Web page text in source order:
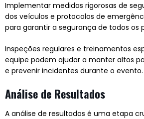
Implementar medidas rigorosas de
dos veículos e protocolos de
para garantir a segurança de todos os
Inspeções regulares e treinamentos
equipe podem ajudar a manter altos
e prevenir incidentes durante o evento.
Análise de Resultados
A análise de resultados é uma etapa